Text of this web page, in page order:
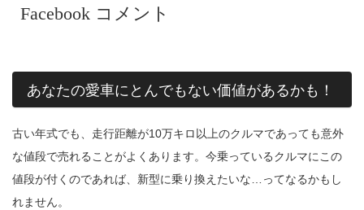
Facebook コメント
あなたの愛車にとんでもない価値があるかも！
古い年式でも、走行距離が10万キロ以上のクルマであっても意外
な値段で売れることがよくあります。今乗っているクルマにこの
値段が付くのであれば、新型に乗り換えたいな…ってなるかもし
れません。